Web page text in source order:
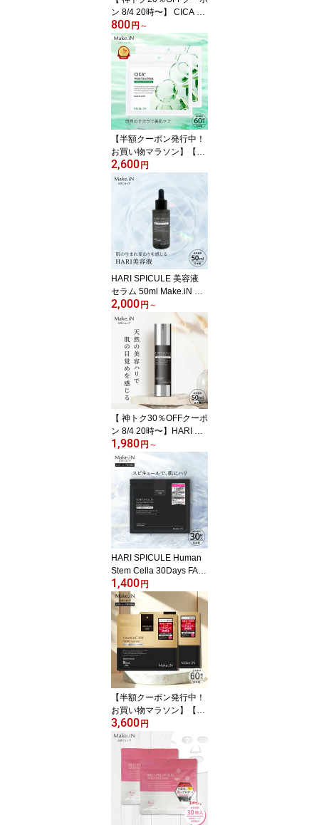
ン 8/4 20時〜】 CICA C
BD HARI VC NMN プロ
ポリス 白玉 エクソソー
ム シートマスク MOIST F
ACE MASK モイストフ
ェイスマスク 30枚入り
Make.iN パック フェイス
マスク 日本製 美容成分
保湿 自宅エステ 潤いス
キンケア 福袋 PB
800円 ～
【半額クーポン発行中！
お買い物マラソン】【2
個セット】CICA シカ シ
ートマスク MOIST FACE
MASK モイストフェイス
マスク 30枚入り Make.i
N パック フェイスマスク
日本製 美容成分 保湿 自
宅エステ 潤いスキンケア
福袋 PB
2,600円
HARI SPICULE 美容液
セラム 50ml Make.iN ハ
リ スピキュール コラー
ゲン配合 ヒアルロン酸
フェイスケア スキンケア
自宅エステ 潤い 保湿 美
容 日本製 メール便 PB
2,000円 ～
【 神トク30％OFFクーポ
ン 8/4 20時〜】HARI SPI
CULE+ Human Stem Cel
ls BALANCING ハリ スピ
キュール クリーム 50g
コラーゲン配合 ヒアルロ
ン酸 フェイスケア スキ
ンケア 自宅エステ Mak
e.iN 日本製 クリーム メ
ール便 PB【SS6/3】
1,980円 ～
HARI SPICULE Human
Stem Cella 30Days FAC
E MASK ハリ スピキュー
ル ヒト幹細胞 ナノカプ
セル セラミド シートマ
スク パック フェイスマ
スク 30枚入 Make.iN PB
1,400円
【半額クーポン発行中！
お買い物マラソン】【2
個セット】VitaminC300
MOIST FACE MASK ビタ
ミンC300 モイスト フェ
イス マスク 30枚入×2個
60枚 Make.iN パック シ
ートマスク 日本製 美容
成分 高浸透 高持続 キメ
ハリ ツヤ VC300 フェイ
3,600円